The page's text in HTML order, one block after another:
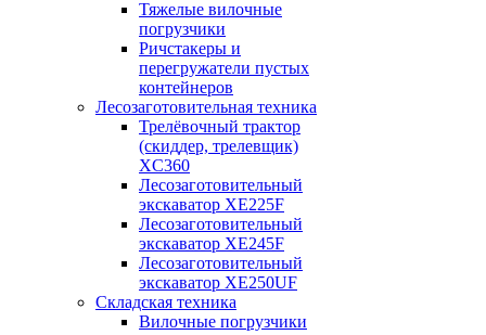
Тяжелые вилочные
погрузчики
Ричстакеры и
перегружатели пустых
контейнеров
Лесозаготовительная техника
Трелёвочный трактор
(скиддер, трелевщик)
XC360
Лесозаготовительный
экскаватор XE225F
Лесозаготовительный
экскаватор XE245F
Лесозаготовительный
экскаватор XE250UF
Складская техника
Вилочные погрузчики